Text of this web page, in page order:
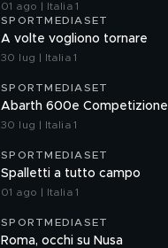
01 ago | Italia 1
SPORTMEDIASET
A volte vogliono tornare
30 lug | Italia 1
SPORTMEDIASET
Abarth 600e Competizione
30 lug | Italia 1
SPORTMEDIASET
Spalletti a tutto campo
01 ago | Italia 1
SPORTMEDIASET
Roma, occhi su Nusa